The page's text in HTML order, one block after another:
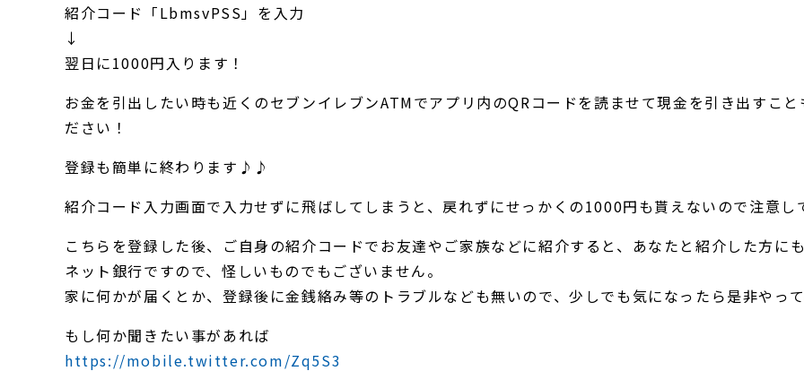
紹介コード「LbmsvPSS」を入力
↓
翌日に1000円入ります！
お金を引出したい時も近くのセブンイレブンATMでアプリ内のQRコードを読ませて現金を引き出すこ
ださい！
登録も簡単に終わります♪♪
紹介コード入力画面で入力せずに飛ばしてしまうと、戻れずにせっかくの1000円も貰えないので注意し
こちらを登録した後、ご自身の紹介コードでお友達やご家族などに紹介すると、あなたと紹介した方に
ネット銀行ですので、怪しいものでもございません。
家に何かが届くとか、登録後に金銭絡み等のトラブルなども無いので、少しでも気になったら是非やっ
もし何か聞きたい事があれば
https://mobile.twitter.com/Zq5S3